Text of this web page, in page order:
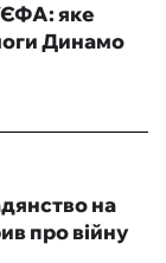
яке
Динамо
на
про війну